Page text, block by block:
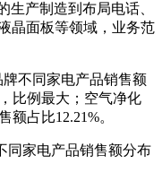
生产制造到布局电话、
晶面板等领域，业务范
不同家电产品销售额
比例最大；空气净化
额占比12.21%。